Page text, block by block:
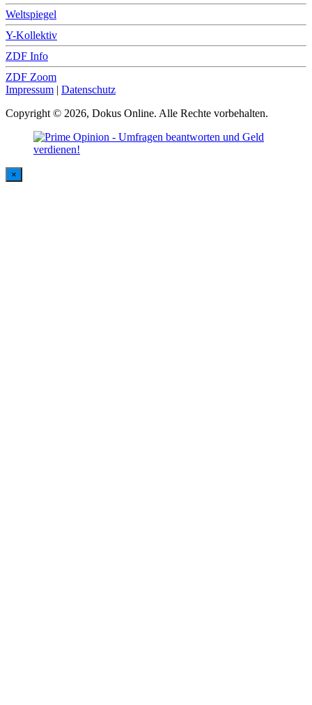
Weltspiegel
Y-Kollektiv
ZDF Info
ZDF Zoom
Impressum | Datenschutz
Copyright © 2026, Dokus Online. Alle Rechte vorbehalten.
×